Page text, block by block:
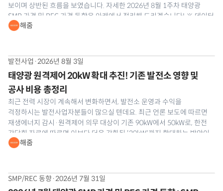
보이며 상반된 흐름을 보였습니다. 자세한 2026년 8월 1주차 태양광
SMP 가격 및 REC 가격 동향은 아래에서 정리해 드리겠습니다! ※ 데이터
출처: 한국전력거래소(KPX) 계통한계가격, 신재생원스톱 REC 현물시장
해줌
발전사업 ·2026년 8월 3일
태양광 원격제어 20kW 확대 추진! 기존 발전소 영향 및
공사 비용 총정리
최근 전력 시장이 계속해서 변화하면서, 발전소 운영과 수익을
걱정하시는 발전사업자분들이 많으실 텐데요. 최근 언론 보도에 따르면
재생에너지 감시·원격제어 의무 대상이 기존 90kW에서 50kW로, 한전
간담회 자료에 따르면 이보다 더욱 강화된 '20kW'까지 확대하는 방안이
나와 발전사업자분들의 이목이 집중되고 있습니다. 공식 개정안은 최종
해줌
SMP/REC 동향·2026년 7월 31일